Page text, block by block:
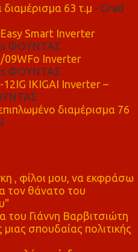
διαμέρισμα 63 τ.μ - Grad
Smart Inverter
ΦΟΥΝΤΑΣ
09WFo Inverter
ΦΟΥΝΤΑΣ
IKIGAI Inverter –
διαμέρισμα 76
, φίλοι μου, να εκφράσω
τον θάνατο του
Γιάννη Βαρβιτσιώτη
σπουδαίας πολιτικής